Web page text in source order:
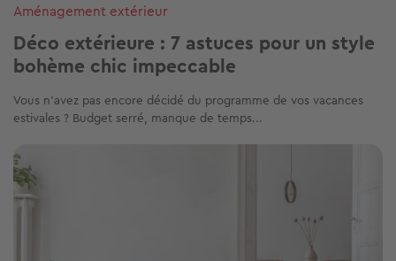
Aménagement extérieur
Déco extérieure : 7 astuces pour un style
bohème chic impeccable
Vous n’avez pas encore décidé du programme de vos vacances
estivales ? Budget serré, manque de temps...
Image